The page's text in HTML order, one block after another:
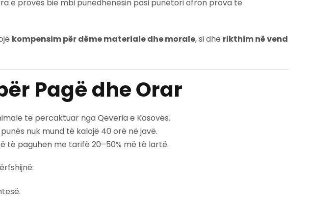
e provës bie mbi punëdhënësin pasi punëtori ofron prova të
kompensim për dëme materiale dhe morale, si dhe rikthim në vend
Pagë dhe Orar
të përcaktuar nga Qeveria e Kosovës.
nuk mund të kalojë 40 orë në javë.
të paguhen me tarifë 20–50% më të lartë.